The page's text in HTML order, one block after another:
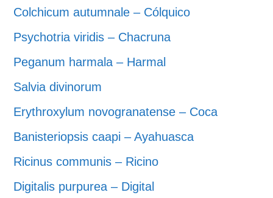
Colchicum autumnale – Cólquico
Psychotria viridis – Chacruna
Peganum harmala – Harmal
Salvia divinorum
Erythroxylum novogranatense – Coca
Banisteriopsis caapi – Ayahuasca
Ricinus communis – Ricino
Digitalis purpurea – Digital